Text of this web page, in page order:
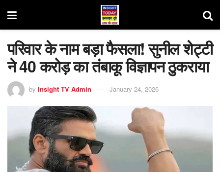
परिवार के नाम बड़ा फैसला! सुनील शेट्टी
ने 40 करोड़ का तंबाकू विज्ञापन ठुकराया
by Insight TV Admin January 24, 2026